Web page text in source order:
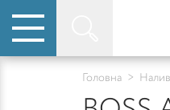
Головна >